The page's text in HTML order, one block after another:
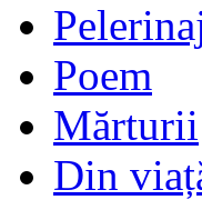
Poem
Mărturii
Din